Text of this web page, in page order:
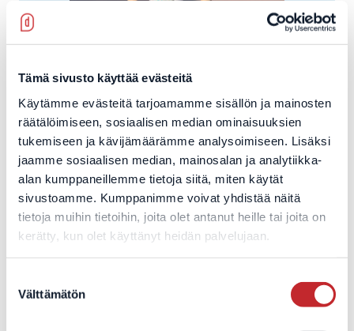
Tämä sivusto käyttää evästeitä
Käytämme evästeitä tarjoamamme sisällön ja mainosten
räätälöimiseen, sosiaalisen median ominaisuuksien
tukemiseen ja kävijämäärämme analysoimiseen. Lisäksi
jaamme sosiaalisen median, mainosalan ja analytiikka-
alan kumppaneillemme tietoja siitä, miten käytät
sivustoamme. Kumppanimme voivat yhdistää näitä
tietoja muihin tietoihin, joita olet antanut heille tai joita on
kerätty, kun olet käyttänyt heidän palvelujaan.
valinta
Välttämätön
Veera Mattila
Keskimatkojen juoksija
Syntymävuosi: 2003
Seura: Vammalan seudun Voima
Saavutuksia